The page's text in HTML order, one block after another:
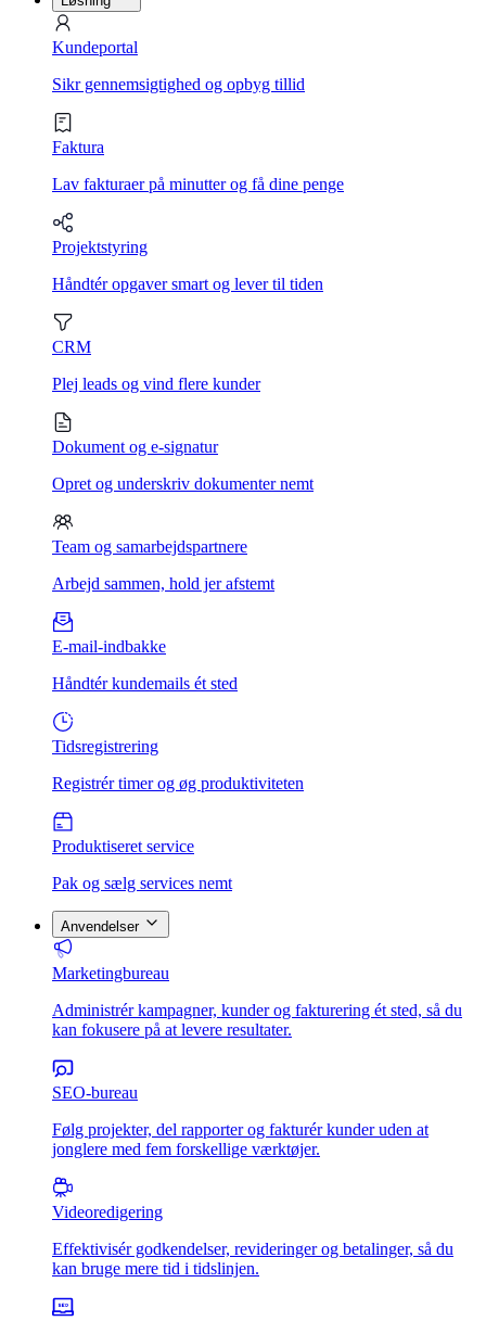
Kundeportal
Sikr gennemsigtighed og opbyg tillid
Faktura
Lav fakturaer på minutter og få dine penge
Projektstyring
Håndtér opgaver smart og lever til tiden
CRM
Plej leads og vind flere kunder
Dokument og e-signatur
Opret og underskriv dokumenter nemt
Team og samarbejdspartnere
Arbejd sammen, hold jer afstemt
E-mail-indbakke
Håndtér kundemails ét sted
Tidsregistrering
Registrér timer og øg produktiviteten
Produktiseret service
Pak og sælg services nemt
Anvendelser
Marketingbureau
Administrér kampagner, kunder og fakturering ét sted, så du
kan fokusere på at levere resultater.
SEO-bureau
Følg projekter, del rapporter og fakturér kunder uden at
jonglere med fem forskellige værktøjer.
Videoredigering
Effektivisér godkendelser, revideringer og betalinger, så du
kan bruge mere tid i tidslinjen.